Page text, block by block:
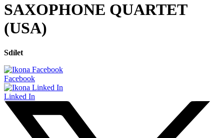
SAXOPHONE QUARTET
(USA)
Sdílet
Facebook
Linked In